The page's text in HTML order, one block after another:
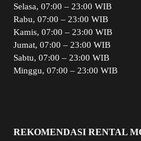
Selasa, 07:00 – 23:00 WIB
Rabu, 07:00 – 23:00 WIB
Kamis, 07:00 – 23:00 WIB
Jumat, 07:00 – 23:00 WIB
Sabtu, 07:00 – 23:00 WIB
Minggu, 07:00 – 23:00 WIB
REKOMENDASI RENTAL